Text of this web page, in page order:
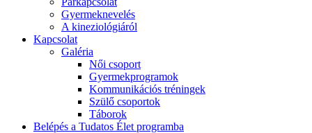
Gyermeknevelés
A kineziológiáról
Kapcsolat
Galéria
Női csoport
Gyermekprogramok
Kommunikációs tréningek
Szülő csoportok
Táborok
Belépés a Tudatos Élet programba